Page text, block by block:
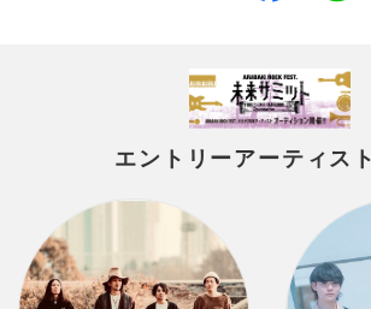
エントリーアーティス